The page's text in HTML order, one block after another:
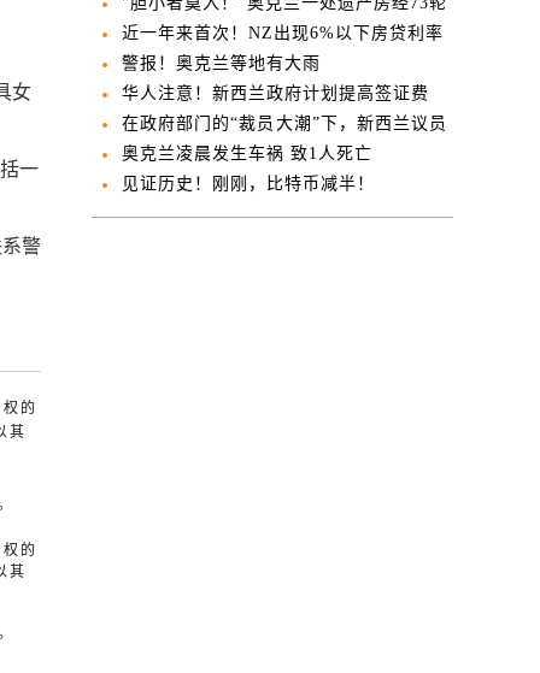
女
一
警
的
其
的
其
出价后成交
近一年来首次！NZ出现6%以下房贷利率
警报！奥克兰等地有大雨
华人注意！新西兰政府计划提高签证费
在政府部门的“裁员大潮”下，新西兰议员
能否涨薪？
奥克兰凌晨发生车祸 致1人死亡
见证历史！刚刚，比特币减半！